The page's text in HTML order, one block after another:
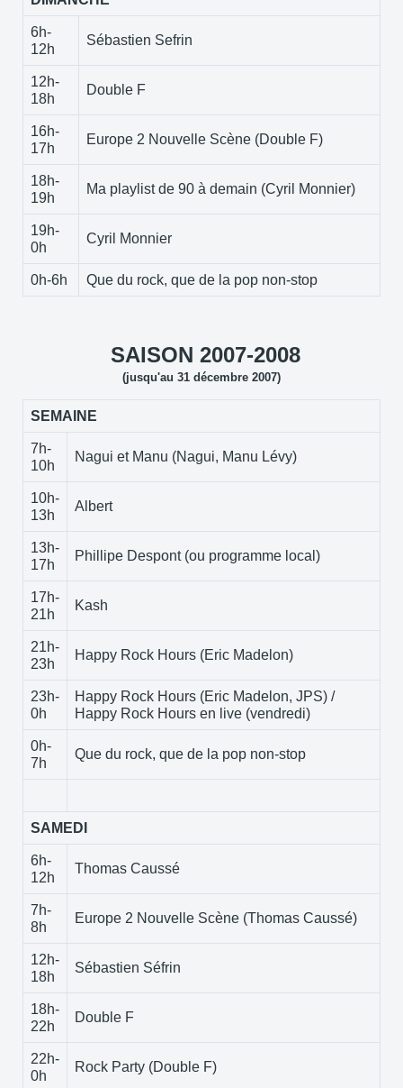
6h-
12h
Sébastien Sefrin
12h-
18h
Double F
16h-
17h
Europe 2 Nouvelle Scène (Double F)
18h-
19h
Ma playlist de 90 à demain (Cyril Monnier)
19h-
0h
Cyril Monnier
0h-6h Que du rock, que de la pop non-stop
SAISON 2007-2008
(jusqu'au 31 décembre 2007)
SEMAINE
7h-
10h
Nagui et Manu (Nagui, Manu Lévy)
10h-
13h
Albert
13h-
17h
Phillipe Despont (ou programme local)
17h-
21h
Kash
21h-
23h
Happy Rock Hours (Eric Madelon)
23h-
0h
Happy Rock Hours (Eric Madelon, JPS) /
Happy Rock Hours en live (vendredi)
0h-
7h
Que du rock, que de la pop non-stop
SAMEDI
6h-
12h
Thomas Caussé
7h-
8h
Europe 2 Nouvelle Scène (Thomas Caussé)
12h-
18h
Sébastien Séfrin
18h-
22h
Double F
22h-
0h
Rock Party (Double F)